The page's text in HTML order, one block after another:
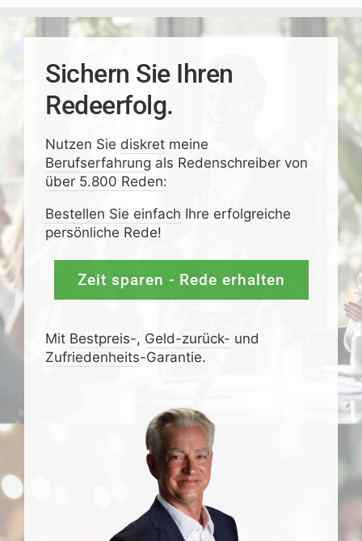
Sichern Sie Ihren
Redeerfolg.
Nutzen Sie diskretmeine
Berufserfahrung als Redenschreiber von
über 5.800 Reden:
Bestellen Sie einfach Ihre erfolgreiche
persönliche Rede!
Zeit sparen - Rede erhalten
Mit Bestpreis-, Geld-zurück- und
Zufrieden­­heits-Garantie.